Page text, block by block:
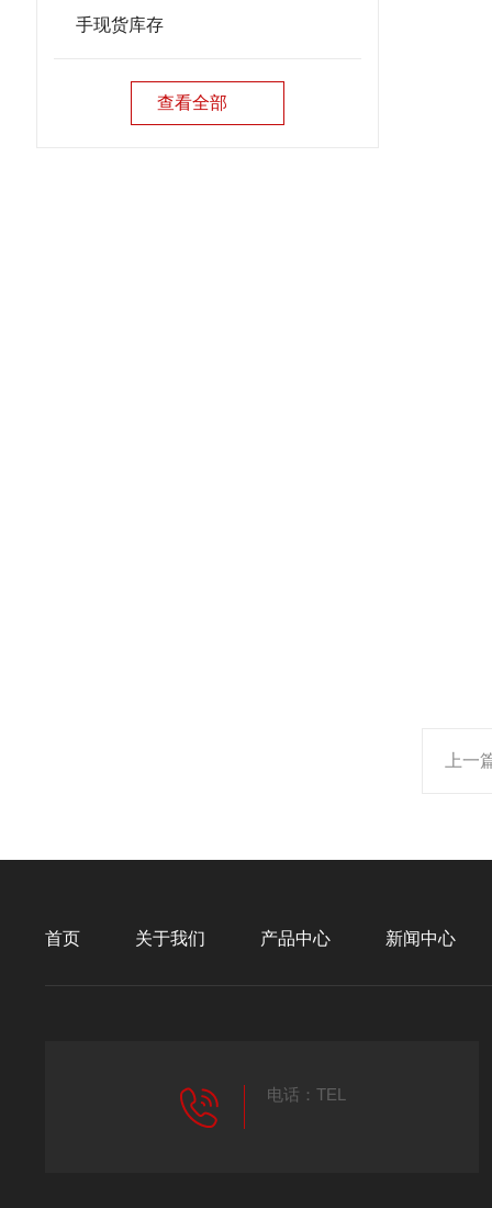
手现货库存
查看全部
上一
首页 关于我们 产品中心 新闻中心
电话：TEL